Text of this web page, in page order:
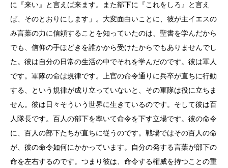
に『来い』と言えば来ます。また部下に『これをしろ』と言え
ば、そのとおりにします」。大変面白いことに、彼が主イエスの
み言葉の力に信頼することを知っていたのは、聖書を学んだから
でも、信仰の手ほどきを誰かから受けたからでもありませんでし
た。彼は自分の日常の生活の中でそれを学んだのです。彼は軍人
です。軍隊の命は規律です。上官の命令通りに兵卒が直ちに行動
する、という規律が成り立っていないと、その軍隊は役に立ちま
せん。彼は日々そういう世界に生きているのです。そして彼は百
人隊長です。百人の部下を率いて命令を下す立場です。彼の命令
に、百人の部下たちが直ちに従うのです。戦場ではその百人の命
が、彼の命令如何にかかっています。自分の発する言葉が部下の
命を左右するのです。つまり彼は、命令する権威を持つことの重